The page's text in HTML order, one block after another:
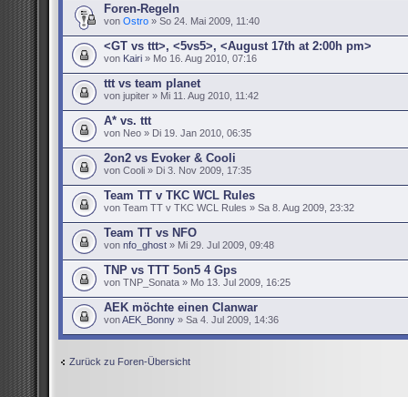
Foren-Regeln
von Ostro » So 24. Mai 2009, 11:40
<GT vs ttt>, <5vs5>, <August 17th at 2:00h pm>
von Kairi » Mo 16. Aug 2010, 07:16
ttt vs team planet
von jupiter » Mi 11. Aug 2010, 11:42
A* vs. ttt
von Neo » Di 19. Jan 2010, 06:35
2on2 vs Evoker & Cooli
von Cooli » Di 3. Nov 2009, 17:35
Team TT v TKC WCL Rules
von Team TT v TKC WCL Rules » Sa 8. Aug 2009, 23:32
Team TT vs NFO
von nfo_ghost » Mi 29. Jul 2009, 09:48
TNP vs TTT 5on5 4 Gps
von TNP_Sonata » Mo 13. Jul 2009, 16:25
AEK möchte einen Clanwar
vonAEK_Bonny » Sa 4. Jul 2009, 14:36
Zurück zu Foren-Übersicht